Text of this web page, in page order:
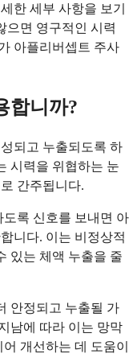
한 세부 사항을 보기
으면 영구적인 시력
아플리버셉트 주사
합니까?
되고 누출되도록 하
시력을 위협하는 눈
간주됩니다.
록 신호를 보내면 아
니다. 이는 비정상적
있는 체액 누출을 줄
안정되고 누출될 가
남에 따라 이는 망막
개선하는 데 도움이